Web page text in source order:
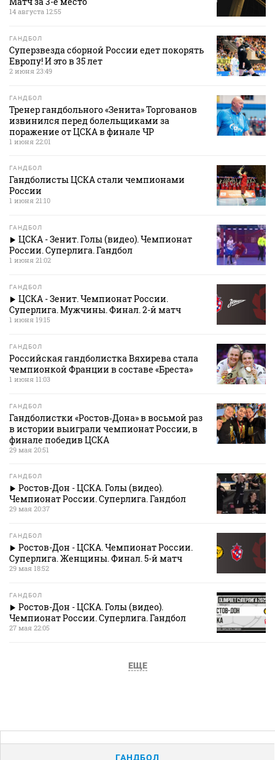
14 августа 12:55
ГАНДБОЛ
Суперзвезда сборной России едет покорять
Европу! И это в 35 лет
2 июня 23:49
ГАНДБОЛ
Тренер гандбольного «Зенита» Торгованов
извинился перед болельщиками за
поражение от ЦСКА в финале ЧР
1 июня 22:01
ГАНДБОЛ
Гандболисты ЦСКА стали чемпионами
России
1 июня 21:10
ГАНДБОЛ
ЦСКА - Зенит. Голы (видео). Чемпионат
России. Суперлига. Гандбол
1 июня 21:02
ГАНДБОЛ
ЦСКА - Зенит. Чемпионат России.
Суперлига. Мужчины. Финал. 2-й матч
1 июня 19:15
ГАНДБОЛ
Российская гандболистка Вяхирева стала
чемпионкой Франции в составе «Бреста»
1 июня 11:03
ГАНДБОЛ
Гандболистки «Ростов‑Дона» в восьмой раз
в истории выиграли чемпионат России, в
финале победив ЦСКА
29 мая 20:51
ГАНДБОЛ
Ростов-Дон - ЦСКА. Голы (видео).
Чемпионат России. Суперлига. Гандбол
29 мая 20:37
ГАНДБОЛ
Ростов-Дон - ЦСКА. Чемпионат России.
Суперлига. Женщины. Финал. 5-й матч
29 мая 18:52
ГАНДБОЛ
Ростов-Дон - ЦСКА. Голы (видео).
Чемпионат России. Суперлига. Гандбол
27 мая 22:05
ЕЩЕ
ГАНДБОЛ